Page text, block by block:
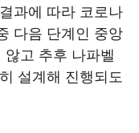
과에 따라 코로나
다음 단계인 중앙
고 추후 나파벨
설계해 진행되도